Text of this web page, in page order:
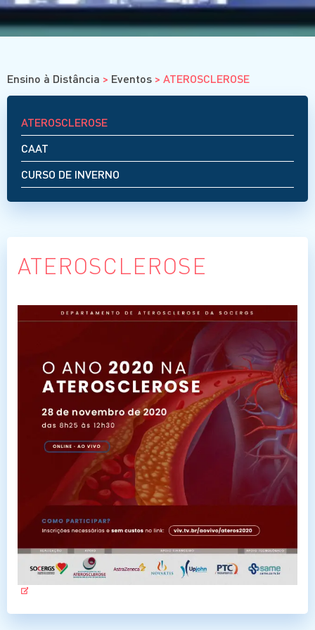
Estágios
Cursos
Eventos
Ensino à Distância > Eventos > ATEROSCLEROSE
ATEROSCLEROSE
CAAT
CURSO DE INVERNO
ATEROSCLEROSE